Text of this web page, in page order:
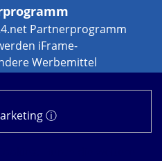
Partnerprogramm
iFrame-
Werbemittel
und Sales, eine
können. Weitere
durch
ⓘ